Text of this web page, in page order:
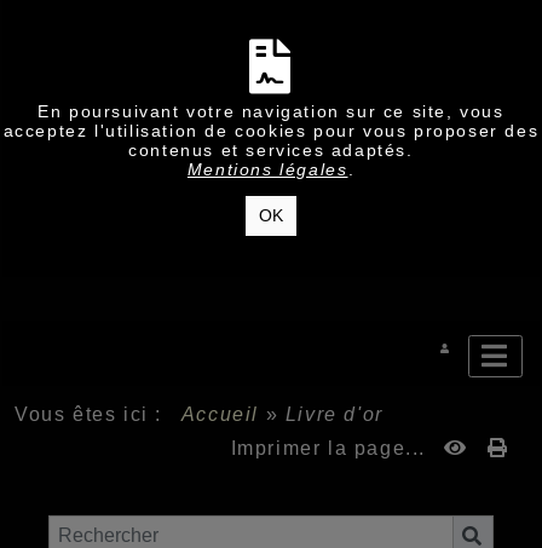
En poursuivant votre navigation sur ce site, vous
acceptez l'utilisation de cookies pour vous proposer des
contenus et services adaptés.
Mentions légales
OK
Vous êtes ici : Accueil » Livre d'or
Imprimer la page...